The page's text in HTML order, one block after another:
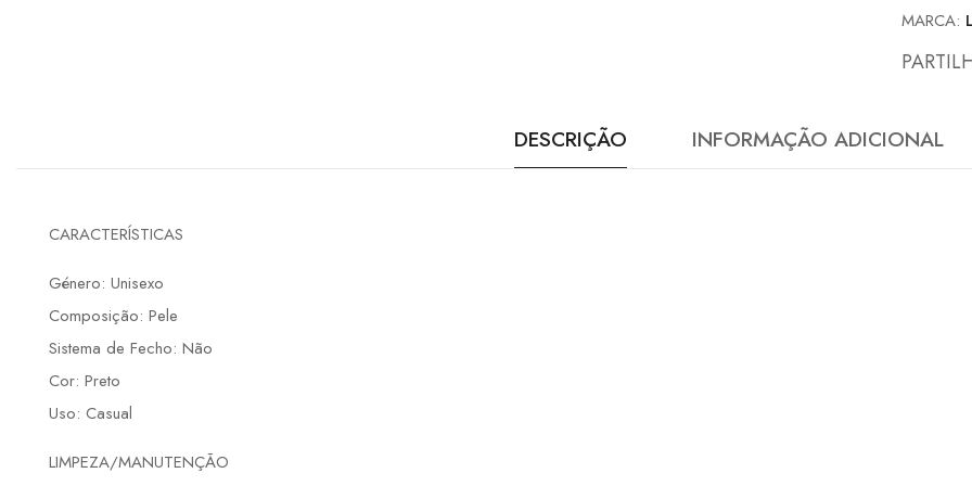
MARCA:
DESCRIÇÃO INFORMAÇÃO ADICIONAL
CARACTERÍSTICAS
Género: Unisexo
Composição: Pele
Sistema de Fecho: Não
Cor: Preto
Uso: Casual
LIMPEZA/MANUTENÇÃO